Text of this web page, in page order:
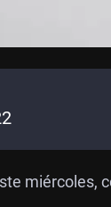
miércoles,